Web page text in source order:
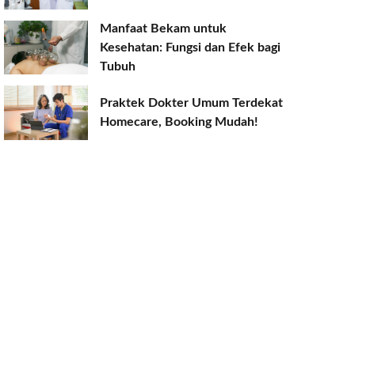
Manfaat Bekam untuk
Kesehatan: Fungsi dan Efek bagi
Tubuh
Praktek Dokter Umum Terdekat
Homecare, Booking Mudah!